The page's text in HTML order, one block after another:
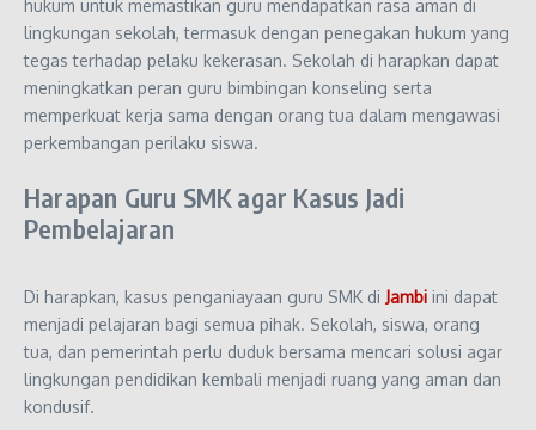
hukum untuk memastikan guru mendapatkan rasa aman di
lingkungan sekolah, termasuk dengan penegakan hukum yang
tegas terhadap pelaku kekerasan. Sekolah di harapkan dapat
meningkatkan peran guru bimbingan konseling serta
memperkuat kerja sama dengan orang tua dalam mengawasi
perkembangan perilaku siswa.
Harapan Guru SMK agar Kasus Jadi
Pembelajaran
Di harapkan, kasus penganiayaan guru SMK di Jambi ini dapat
menjadi pelajaran bagi semua pihak. Sekolah, siswa, orang
tua, dan pemerintah perlu duduk bersama mencari solusi agar
lingkungan pendidikan kembali menjadi ruang yang aman dan
kondusif.